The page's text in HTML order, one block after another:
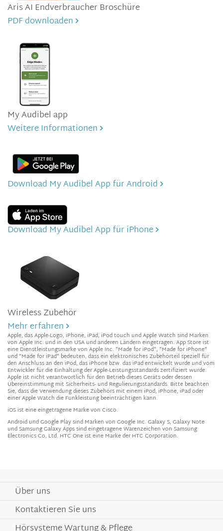
Aris AI Endverbraucher Broschüre
PDF downloaden
My Audibel app
Weitere Informationen
Download My Audibel App für Android
Download My Audibel App für iPhone
Wireless Zubehör
Mehr erfahren
Apple, das Apple-Logo, iPhone, iPad, iPod touch und Apple Watch sind Marken
von Apple Inc. und in den USA und anderen Ländern eingetragen. App Store ist
eine Dienstleistungsmarke von Apple Inc. "Made for iPod", "Made for iPhone"
und "Made for iPad" bedeuten, dass ein elektronisches Zubehörteil speziell für
den Anschluss an den iPod, das iPhone bzw. das iPad entwickelt wurde und vom
Entwickler für die Einhaltung der Apple-Leistungsstandards zertifiziert wurde.
Apple ist nicht verantwortlich für den Betrieb dieses Geräts oder dessen
Übereinstimmung mit Sicherheits- und Regulierungsstandards. Bitte beachten
Sie, dass die Verwendung dieses Zubehörs mit einem iPod, iPhone, iPad oder
einer Apple Watch die Funkleistung beeinträchtigen kann.
iOS ist eine eingetragene Marke von Cisco.
Android und Google Play sind Marken von Google Inc. Galaxy S, Galaxy Note
und Samsung Galaxy Apps sind eingetragene Warenzeichen von Samsung
Electronics Co, Ltd. HTC One ist eine Marke der HTC Corporation.
Über uns
Kontaktieren Sie uns
Hörsysteme Wartung & Pflege